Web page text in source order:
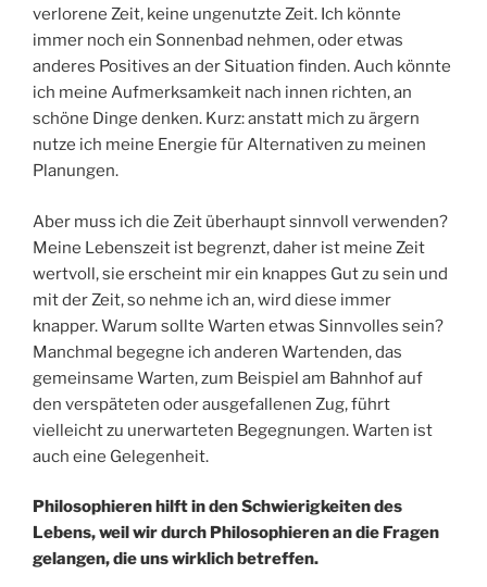
verlorene Zeit, keine ungenutzte Zeit. Ich könnte
immer noch ein Sonnenbad nehmen, oder etwas
anderes Positives an der Situation finden. Auch könnte
ich meine Aufmerksamkeit nach innen richten, an
schöne Dinge denken. Kurz: anstatt mich zu ärgern
nutze ich meine Energie für Alternativen zu meinen
Planungen.
Aber muss ich die Zeit überhaupt sinnvoll verwenden?
Meine Lebenszeit ist begrenzt, daher ist meine Zeit
wertvoll, sie erscheint mir ein knappes Gut zu sein und
mit der Zeit, so nehme ich an, wird diese immer
knapper. Warum sollte Warten etwas Sinnvolles sein?
Manchmal begegne ich anderen Wartenden, das
gemeinsame Warten, zum Beispiel am Bahnhof auf
den verspäteten oder ausgefallenen Zug, führt
vielleicht zu unerwarteten Begegnungen. Warten ist
auch eine Gelegenheit.
Philosophieren hilft in den Schwierigkeiten des
Lebens, weil wir durch Philosophieren an die Fragen
gelangen, die uns wirklich betreffen.